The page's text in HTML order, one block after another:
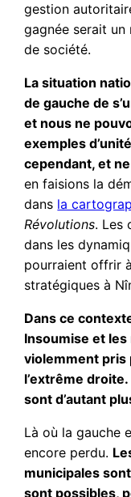
gestion
gagnée serait
de société.
La situation
de gauche de
et nous ne
exemples
cependant, et
en faisions la
dans la
Révolutions. Les
dans les
pourraient offrir
stratégiques à
Dans ce
Insoumise et
violemment pris
l’extrême
sont d’autant
Là où la gauche
encore perdu.
municipales
sont possibles,